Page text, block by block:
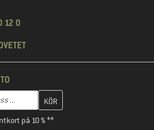
12 0
här och skapa ditt kundkonto i nästa
på 10 % **